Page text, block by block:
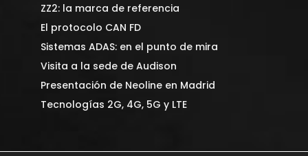
ZZ2: la marca de referencia
El protocolo CAN FD
Sistemas ADAS: en el punto de mira
Visita a la sede de Audison
Presentación de Neoline en Madrid
Tecnologías 2G, 4G, 5G y LTE